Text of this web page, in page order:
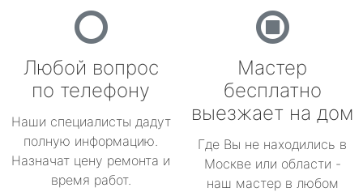
Любой вопрос
по телефону
Наши специалисты дадут
полную информацию.
Назначат цену ремонта и
время работ.
Мастер
бесплатно
выезжает на дом
Где Вы не находились в
Москве или области -
наш мастер в любом